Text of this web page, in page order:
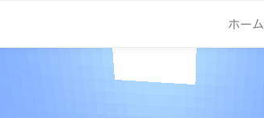
ホーム